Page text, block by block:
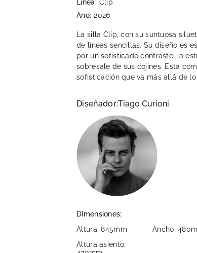
Línea: Clip
Ano: 2026
La silla Clip, con su suntuosa
de líneas sencillas. Su diseño es
por un sofisticado contraste: la
sobresale de sus cojines. Esta
sofisticación que va más allá de lo
Diseñador:Tiago Curioni
Dimensiones:
Altura: 845mm
Ancho:
Altura asiento: